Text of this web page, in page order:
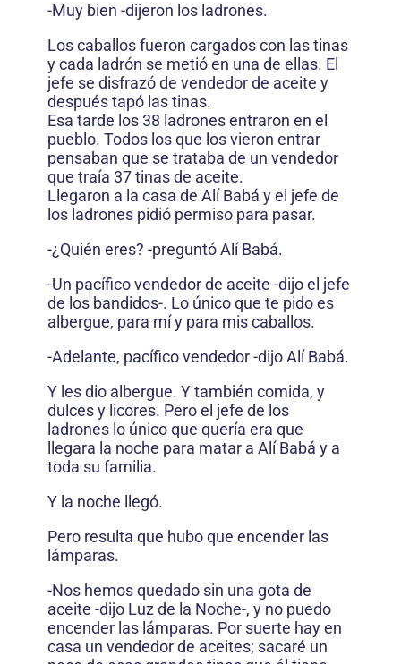
-Muy bien -dijeron los ladrones.
Los caballos fueron cargados con las tinas
y cada ladrón se metió en una de ellas. El
jefe se disfrazó de vendedor de aceite y
después tapó las tinas.
Esa tarde los 38 ladrones entraron en el
pueblo. Todos los que los vieron entrar
pensaban que se trataba de un vendedor
que traía 37 tinas de aceite.
Llegaron a la casa de Alí Babá y el jefe de
los ladrones pidió permiso para pasar.
-¿Quién eres? -preguntó Alí Babá.
-Un pacífico vendedor de aceite -dijo el jefe
de los bandidos-. Lo único que te pido es
albergue, para mí y para mis caballos.
-Adelante, pacífico vendedor -dijo Alí Babá.
Y les dio albergue. Y también comida, y
dulces y licores. Pero el jefe de los
ladrones lo único que quería era que
llegara la noche para matar a Alí Babá y a
toda su familia.
Y la noche llegó.
Pero resulta que hubo que encender las
lámparas.
-Nos hemos quedado sin una gota de
aceite -dijo Luz de la Noche-, y no puedo
encender las lámparas. Por suerte hay en
casa un vendedor de aceites; sacaré un